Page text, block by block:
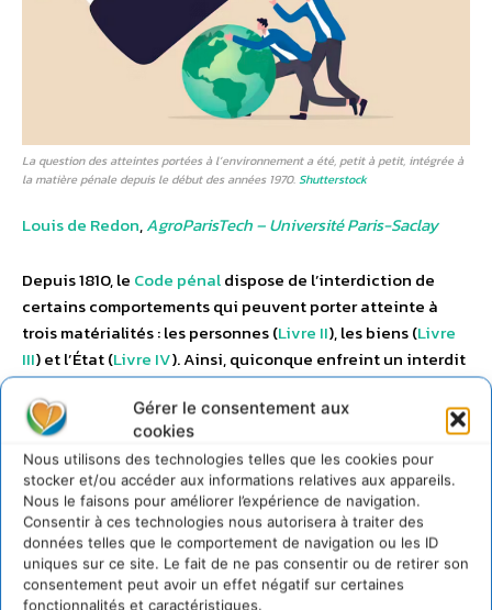
Gérer le consentement aux
cookies
Nous utilisons des technologies telles que les cookies pour
stocker et/ou accéder aux informations relatives aux appareils.
Nous le faisons pour améliorer l’expérience de navigation.
Consentir à ces technologies nous autorisera à traiter des
données telles que le comportement de navigation ou les ID
uniques sur ce site. Le fait de ne pas consentir ou de retirer son
consentement peut avoir un effet négatif sur certaines
fonctionnalités et caractéristiques.
La question des atteintes portées à l’environnement a été, petit à petit, intégrée à
la matière pénale depuis le début des années 1970.Shutterstock
Louis de Redon,AgroParisTech – Université Paris-Saclay
Depuis 1810, le Code pénaldispose de l’interdiction de
certains comportements qui peuvent porter atteinte à
trois matérialités : les personnes (Livre II), les biens (Livre
III) et l’État (Livre IV). Ainsi, quiconque enfreint un interdit
posé par la loi s’expose à des sanctions… L’objectif est
triple :
anticiper les comportements que l’on souhaite
éradiquer de la société en brandissant le glaive de la
justice (vertu préventive de la peine) ;
sanctionner ceux qui franchissent le Rubicon malgré la
menace (vertu réparatrice de la peine) ;